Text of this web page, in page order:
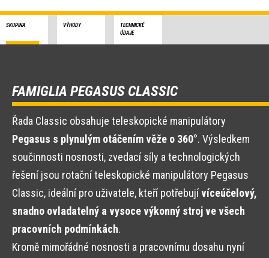
SKUPINA VÝHODY
TECHNICKÉ
ÚDAJE
FAMIGLIA PEGASUS CLASSIC
Řada Classic obsahuje teleskopické manipulátory
Pegasus s plynulým otáčením věže o 360°. Výsledkem
součinnosti nosnosti, zvedací síly a technologických
řešení jsou rotační teleskopické manipulátory Pegasus
Classic, ideální pro uživatele, kteří potřebujívíceúčelový,
snadno ovladatelný a vysoce výkonný stroj ve všech
pracovních podmínkách.
Kromě mimořádné nosnosti a pracovnímu dosahu nyní